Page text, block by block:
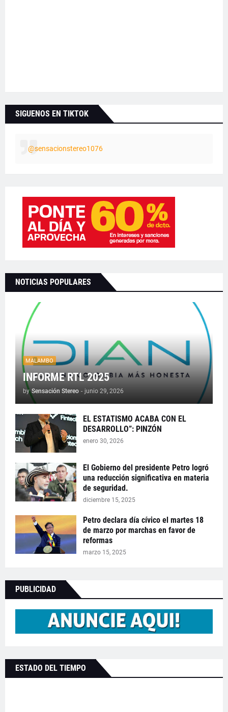
SIGUENOS EN TIKTOK
@sensacionstereo1076
NOTICIAS POPULARES
MALAMBO
INFORME RTL 2025
by Sensación Stereo - junio 29, 2026
EL ESTATISMO ACABA CON EL
DESARROLLO”: PINZÓN
enero 30, 2026
El Gobierno del presidente Petro logró
una reducción significativa en materia
de seguridad.
diciembre 15, 2025
Petro declara día cívico el martes 18
de marzo por marchas en favor de
reformas
marzo 15, 2025
PUBLICIDAD
ESTADO DEL TIEMPO